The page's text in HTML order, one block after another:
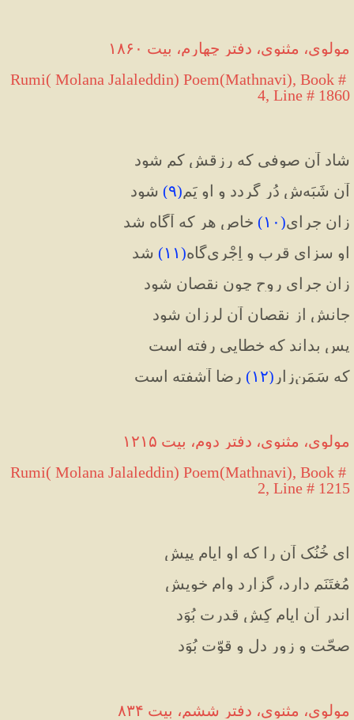
مولوی، مثنوی، دفتر چهارم، بیت ۱۸۶۰
Rumi( Molana Jalaleddin) Poem(Mathnavi), Book #
4, Line # 1860
شاد آن صوفی که رزقش کم شود
آن شَبَه‌ش دُر گردد و او یَم
(۹) شود
زان جِرایِ(۱۰) خاص هر که آگاه شد
او سزای قرب و اِجْری‌گاه
(۱۱) شد
زان جِرایِ روح چون نقصان شود
جانش از نقصان آن لرزان شود
پس بداند که خطایی رفته است
که سَمَن‌زار
(۱۲) رضا آشفته است
مولوی، مثنوی، دفتر دوم، بیت ۱۲۱۵
Rumi( Molana Jalaleddin) Poem(Mathnavi), Book #
2, Line # 1215
ای خُنُک آن را که او ایامِ پیش
مُغتَنَم دارد، گزارد وامِ خویش
اندر آن ایام کِش قدرت بُوَد
صحّت و زورِ دل و قوّت بُوَد
مولوی، مثنوی، دفتر ششم، بیت ۸۳۴